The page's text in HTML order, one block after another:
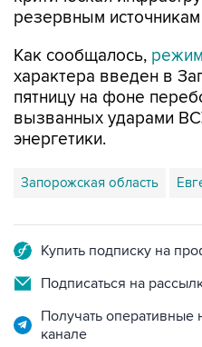
Как сообщалось,
пятницу на фоне
вызванных ударами
энергетики.
Запорожская область
Подписаться на
Получать
канале